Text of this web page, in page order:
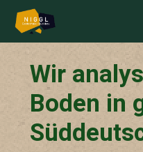
Wir
Boden in